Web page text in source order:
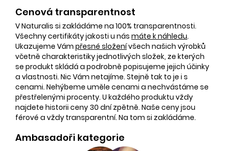
Cenová transparentnost
V Naturalis si zakládáme na 100% transparentnosti.
Všechny certifikáty jakosti u nás máte k náhledu.
Ukazujeme Vám přesné složenívšech našich výrobků
včetně charakteristiky jednotlivých složek, ze kterých
se produkt skládá a podrobně popisujeme jejich účinky
a vlastnosti. Nic Vám netajíme. Stejně tak to je i s
cenami. Nehýbeme uměle cenami a nechvástáme se
přestřelenými procenty. U každého produktu vždy
najdete historii ceny 30 dní zpětně. Naše ceny jsou
férové a vždy transparentní. Na tom si zakládáme.
Ambasadoři kategorie